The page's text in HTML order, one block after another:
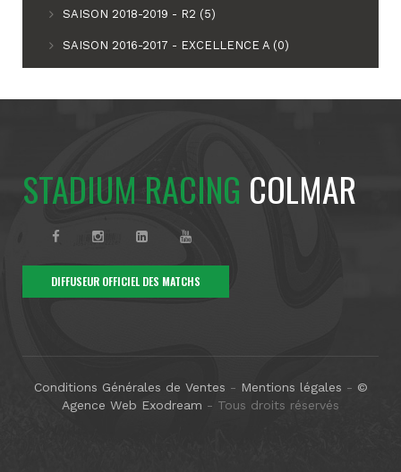
SAISON 2018-2019 - R2 (5)
SAISON 2016-2017 - EXCELLENCE A (0)
STADIUM RACING COLMAR
DIFFUSEUR OFFICIEL DES MATCHS
Conditions Générales de Ventes - Mentions légales - ©
Agence Web Exodream - Tous droits réservés